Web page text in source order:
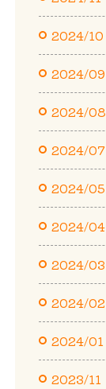
2024/10
2024/09
2024/08
2024/07
2024/05
2024/04
2024/03
2024/02
2024/01
2023/11